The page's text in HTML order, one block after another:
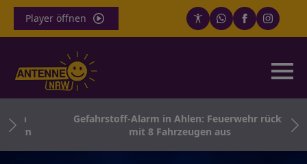
Player öffnen
Gefahrstoff-Alarm in Ahlen: Feuerwehr rückt
mit 8 Fahrzeugen aus